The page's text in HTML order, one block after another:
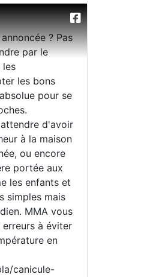
? Pas
par le
les
les bons
pour se
d'avoir
à la maison
ou encore
portée aux
les enfants et
simples mais
MMA vous
à éviter
en
canicule-